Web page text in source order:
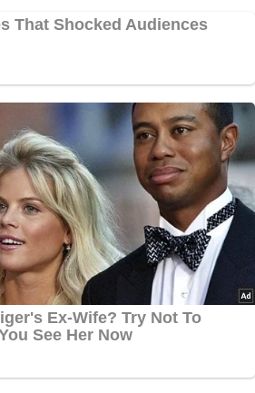
einen Kommentar am Ende
allen Seiten salzen. Petersilie und
am besten über Nacht, marinieren
hacken und dazugeben. Glasig
sein, dass die Fleischteile am Boden
bestreuen und den Saft einer
nach den Weißwein zugeben, stets